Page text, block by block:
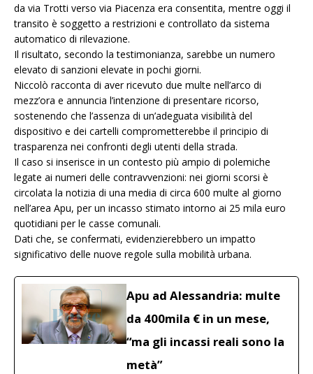
da via Trotti verso via Piacenza era consentita, mentre oggi il
transito è soggetto a restrizioni e controllato da sistema
automatico di rilevazione.
Il risultato, secondo la testimonianza, sarebbe un numero
elevato di sanzioni elevate in pochi giorni.
Niccolò racconta di aver ricevuto due multe nell’arco di
mezz’ora e annuncia l’intenzione di presentare ricorso,
sostenendo che l’assenza di un’adeguata visibilità del
dispositivo e dei cartelli comprometterebbe il principio di
trasparenza nei confronti degli utenti della strada.
Il caso si inserisce in un contesto più ampio di polemiche
legate ai numeri delle contravvenzioni: nei giorni scorsi è
circolata la notizia di una media di circa 600 multe al giorno
nell’area Apu, per un incasso stimato intorno ai 25 mila euro
quotidiani per le casse comunali.
Dati che, se confermati, evidenzierebbero un impatto
significativo delle nuove regole sulla mobilità urbana.
Apu ad Alessandria: multe
da 400mila € in un mese,
“ma gli incassi reali sono la
metà”